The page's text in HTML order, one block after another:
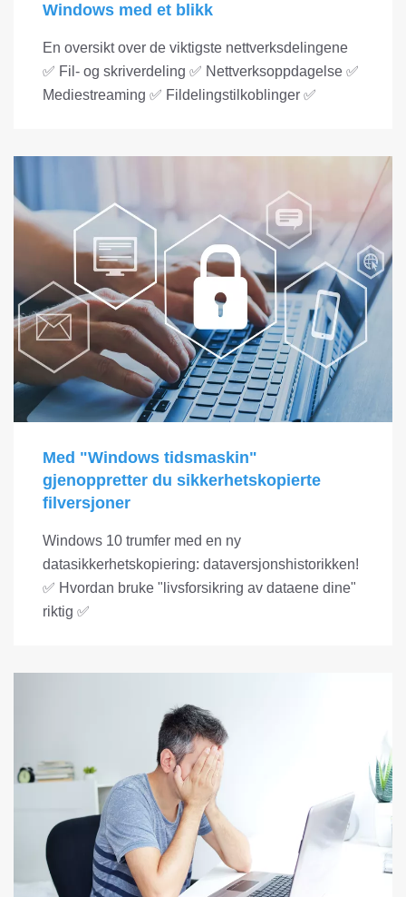
Windows med et blikk
En oversikt over de viktigste nettverksdelingene
✅ Fil- og skriverdeling ✅ Nettverksoppdagelse ✅
Mediestreaming ✅ Fildelingstilkoblinger ✅
Med "Windows tidsmaskin"
gjenoppretter du sikkerhetskopierte
filversjoner
Windows 10 trumfer med en ny
datasikkerhetskopiering: dataversjonshistorikken!
✅ Hvordan bruke "livsforsikring av dataene dine"
riktig ✅